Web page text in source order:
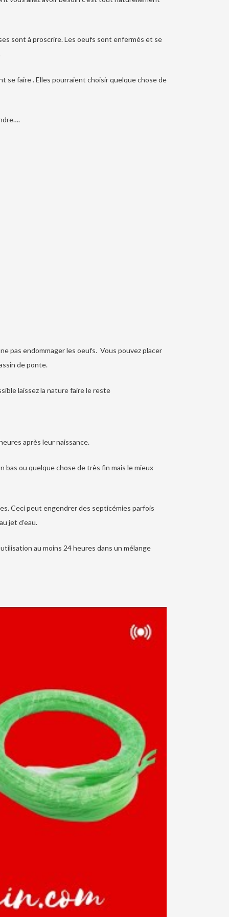
sont à proscrire. Les oeufs sont enfermés et se
se faire . Elles pourraient choisir quelque chose de
pas endommager les oeufs. Vous pouvez placer
de ponte.
laissez la nature faire le reste
après leur naissance.
bas ou quelque chose de très fin mais le mieux
Ceci peut engendrer des septicémies parfois
jet d’eau.
au moins 24 heures dans un mélange